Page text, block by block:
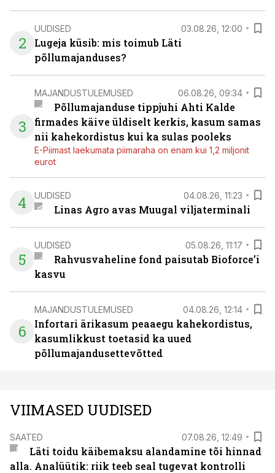
2
UUDISED 03.08.26, 12:00
Lugeja küsib: mis toimub Läti
põllumajanduses?
3
MAJANDUSTULEMUSED 06.08.26, 09:34
Põllumajanduse tippjuhi Ahti Kalde
firmades käive üldiselt kerkis, kasum samas
nii kahekordistus kui ka sulas pooleks
E-Piimast laekumata piimaraha on enam kui 1,2 miljonit
eurot
4 UUDISED 04.08.26, 11:23
Linas Agro avas Muugal viljaterminali
5
UUDISED 05.08.26, 11:17
Rahvusvaheline fond paisutab Bioforce’i
kasvu
6
MAJANDUSTULEMUSED 04.08.26, 12:14
Infortari ärikasum peaaegu kahekordistus,
kasumlikkust toetasid ka uued
põllumajandusettevõtted
VIIMASED UUDISED
SAATED 07.08.26, 12:49
Läti toidu käibemaksu alandamine tõi hinnad
alla. Analüütik: riik teeb seal tugevat kontrolli